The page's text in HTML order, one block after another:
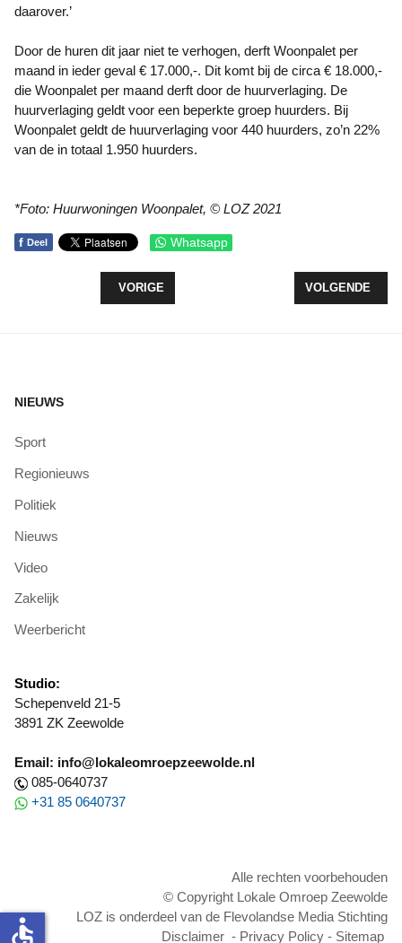
daarover.’
Door de huren dit jaar niet te verhogen, derft Woonpalet per
maand in ieder geval € 17.000,-. Dit komt bij de circa € 18.000,-
die Woonpalet per maand derft door de huurverlaging. De
huurverlaging geldt voor een beperkte groep huurders. Bij
Woonpalet geldt de huurverlaging voor 440 huurders, zo’n 22%
van de in totaal 1.950 huurders.
*Foto: Huurwoningen Woonpalet, © LOZ 2021
f Deel Whatsapp
VORIG ARTIKEL: ENQUÊTE OVER INRICHTING
VORIGE VOLGENDE
VOLGENDE
NIEUWS
Sport
Regionieuws
Politiek
Nieuws
Video
Zakelijk
Weerbericht
Studio:
Schepenveld 21-5
3891 ZK Zeewolde
Email: info@lokaleomroepzeewolde.nl
085-0640737
+31 85 0640737
Alle rechten voorbehouden
© Copyright Lokale Omroep Zeewolde
LOZ is onderdeel van de Flevolandse Media Stichting
Disclaimer - Privacy Policy - Sitemap
accessible